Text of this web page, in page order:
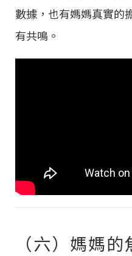
數據，也有媽媽真實的
有共鳴。
（六）媽媽